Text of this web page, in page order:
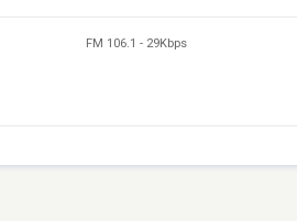
FM 106.1 - 29Kbps